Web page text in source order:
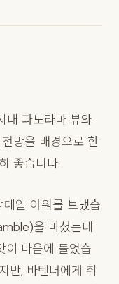
내 파노라마 뷰와
망을 배경으로 한
좋습니다.
일 아워를 보냈습
을 마셨는데
이 마음에 들었습
만, 바텐더에게 취